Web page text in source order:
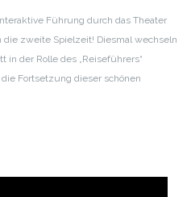
Führung durch das Theater
die zweite Spielzeit! Diesmal wechseln
in der Rolle des „Reiseführers“
Fortsetzung dieser schönen